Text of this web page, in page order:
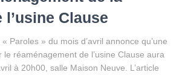
l’usine Clause
Paroles » du mois d’avril annonce qu’une
le réaménagement de l’usine Clause aura
à 20h00, salle Maison Neuve. L’article